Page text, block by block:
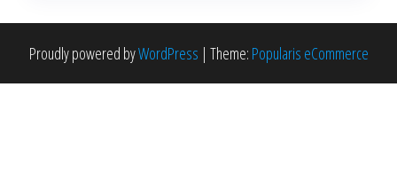
Proudly powered byWordPress | Theme: Popularis eCommerce